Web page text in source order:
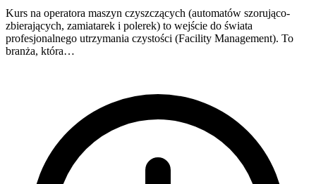
Kurs na operatora maszyn czyszczących (automatów szorująco-
zbierających, zamiatarek i polerek) to wejście do świata
profesjonalnego utrzymania czystości (Facility Management). To
branża, która…